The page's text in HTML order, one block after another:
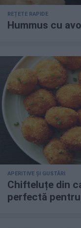
REȚETE RAPIDE
Hummus cu
APERITIVE ȘI GUSTĂRI
Chifteluțe din
perfectă